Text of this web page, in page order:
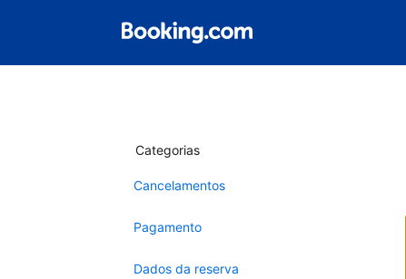
Categorias
Cancelamentos
Pagamento
Dados da reserva